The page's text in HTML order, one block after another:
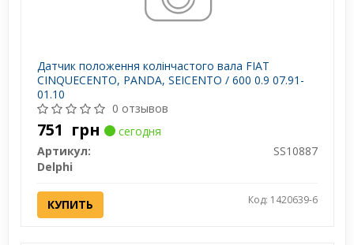
Датчик положення колінчастого вала FIAT
CINQUECENTO, PANDA, SEICENTO / 600 0.9 07.91-
01.10
0 отзывов
751 грн
сегодня
Артикул:
SS10887
Delphi
КУПИТЬ Код: 1420639-6